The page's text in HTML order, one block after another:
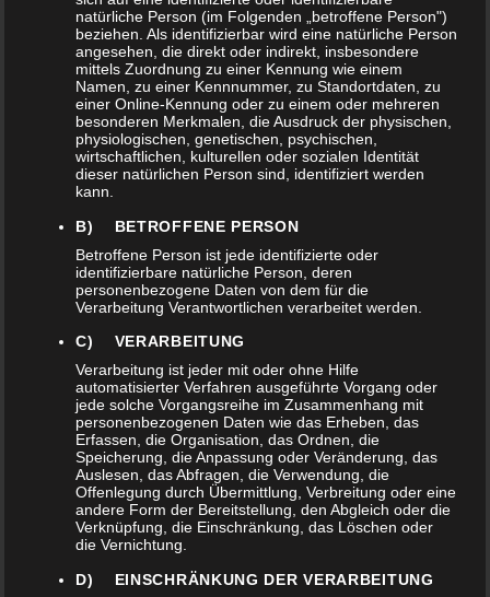
COSMOINTEGRAL XXL
1.708,99€
natürliche Person (im Folgenden „betroffene Person")
beziehen. Als identifizierbar wird eine natürliche Person
angesehen, die direkt oder indirekt, insbesondere
mittels Zuordnung zu einer Kennung wie einem
Namen, zu einer Kennnummer, zu Standortdaten, zu
einer Online-Kennung oder zu einem oder mehreren
besonderen Merkmalen, die Ausdruck der physischen,
physiologischen, genetischen, psychischen,
wirtschaftlichen, kulturellen oder sozialen Identität
dieser natürlichen Person sind, identifiziert werden
kann.
B) BETROFFENE PERSON
Betroffene Person ist jede identifizierte oder
identifizierbare natürliche Person, deren
personenbezogene Daten von dem für die
Verarbeitung Verantwortlichen verarbeitet werden.
C) VERARBEITUNG
Verarbeitung ist jeder mit oder ohne Hilfe
automatisierter Verfahren ausgeführte Vorgang oder
jede solche Vorgangsreihe im Zusammenhang mit
personenbezogenen Daten wie das Erheben, das
Erfassen, die Organisation, das Ordnen, die
Speicherung, die Anpassung oder Veränderung, das
Auslesen, das Abfragen, die Verwendung, die
Offenlegung durch Übermittlung, Verbreitung oder eine
andere Form der Bereitstellung, den Abgleich oder die
Verknüpfung, die Einschränkung, das Löschen oder
die Vernichtung.
D) EINSCHRÄNKUNG DER VERARBEITUNG